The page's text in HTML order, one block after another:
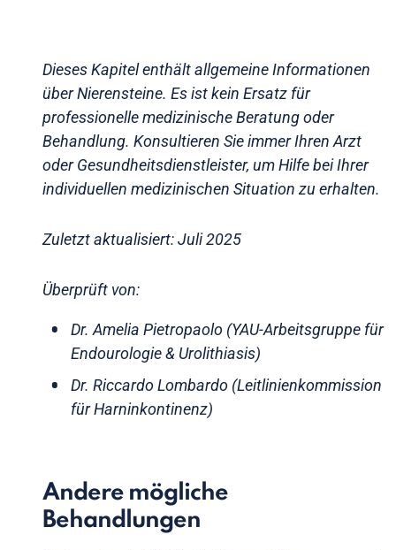
Dieses Kapitel enthält allgemeine Informationen
über Nierensteine. Es ist kein Ersatz für
professionelle medizinische Beratung oder
Behandlung. Konsultieren Sie immer Ihren Arzt
oder Gesundheitsdienstleister, um Hilfe bei Ihrer
individuellen medizinischen Situation zu erhalten.
Zuletzt aktualisiert: Juli 2025
Überprüft von:
Dr. Amelia Pietropaolo (YAU-Arbeitsgruppe für
Endourologie & Urolithiasis)
Dr. Riccardo Lombardo (Leitlinienkommission
für Harninkontinenz)
Andere mögliche
Behandlungen